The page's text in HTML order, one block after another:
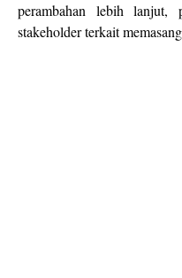
perambahan lebih lanjut,
stakeholder terkait